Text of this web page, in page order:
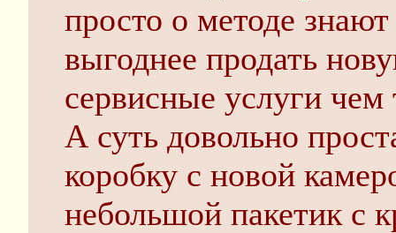
просто о методе
выгоднее продать
сервисные услуги чем
А суть довольно
коробку с новой
небольшой пакетик с